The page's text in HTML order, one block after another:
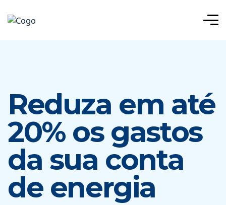
Reduza em até
20% os gastos
da sua conta
de energia